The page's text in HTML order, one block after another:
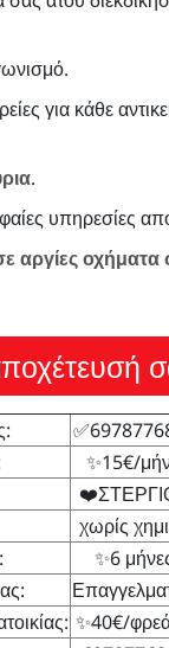
για κάθε
.
υπηρεσίες
αργίες
✨15€/
χωρίς
✨6
✨40€/